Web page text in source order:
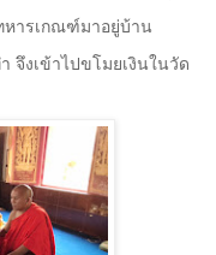
หารเกณฑ์มาอยู่บ้าน
จึงเข้าไปขโมยเงินในวัด